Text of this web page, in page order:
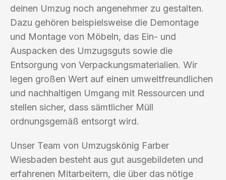
deinen Umzug noch angenehmer zu gestalten.
Dazu gehören beispielsweise die Demontage
und Montage von Möbeln, das Ein- und
Auspacken des Umzugsguts sowie die
Entsorgung von Verpackungsmaterialien. Wir
legen großen Wert auf einen umweltfreundlichen
und nachhaltigen Umgang mit Ressourcen und
stellen sicher, dass sämtlicher Müll
ordnungsgemäß entsorgt wird.
Unser Team von Umzugskönig Farber
Wiesbaden besteht aus gut ausgebildeten und
erfahrenen Mitarbeitern, die über das nötige